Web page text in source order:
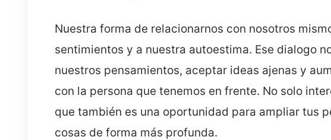
Nuestra forma de relacionarnos con nosotros
sentimientos y a nuestra autoestima. Ese dialogo
nuestros pensamientos, aceptar ideas ajenas y
con la persona que tenemos en frente. No solo
que también es una oportunidad para ampliar tus
cosas de forma más profunda.